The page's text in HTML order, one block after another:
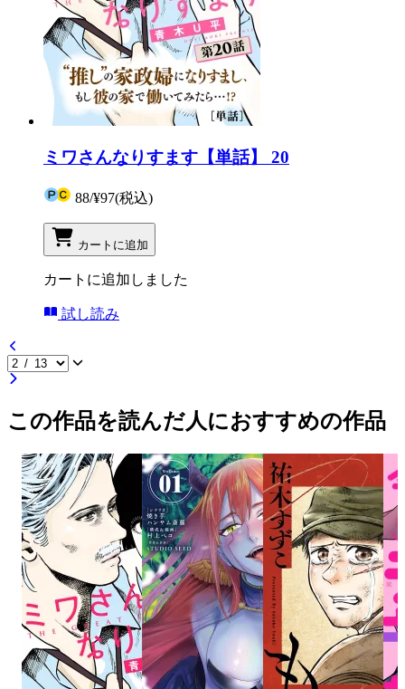
ミワさんなりすます【単話】 20
88/¥97(税込)
カートに追加
カートに追加しました
試し読み
この作品を読んだ人におすすめの作品